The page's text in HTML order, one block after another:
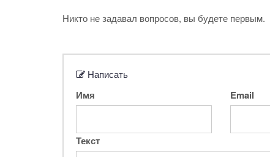
Никто не задавал вопросов, вы будете первым.
Написать
Имя Email
Текст